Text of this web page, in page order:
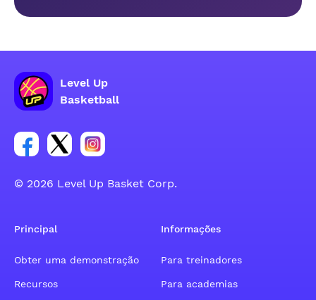
Level Up
Basketball
Link para o grupo social da conta do Facebook
Link para o grupo social da conta do tweeter
Link para o grupo social da conta do
© 2026 Level Up Basket Corp.
Principal
Obter uma demonstração
Recursos
Informações
Para treinadores
Para academias